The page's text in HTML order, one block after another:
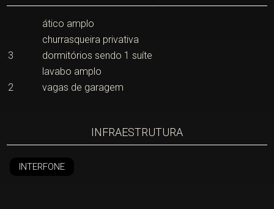
ático amplo
churrasqueira privativa
3
dormitórios sendo 1 suíte
lavabo amplo
2
vagas de garagem
INFRAESTRUTURA
INTERFONE